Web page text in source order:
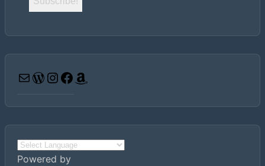
EmailWordPress
Instagram
Facebook
Powered by